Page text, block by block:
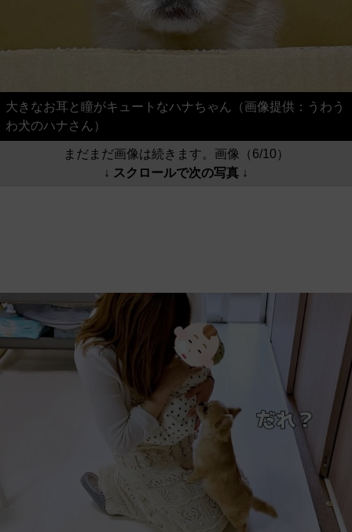
大きなお耳と瞳がキュートなハナちゃん（画像提供：うわう
わ犬のハナさん）
↓ スクロールで次の写真 ↓
弟と初対面！ 興味津々のハナちゃん（画像提供：うわうわ